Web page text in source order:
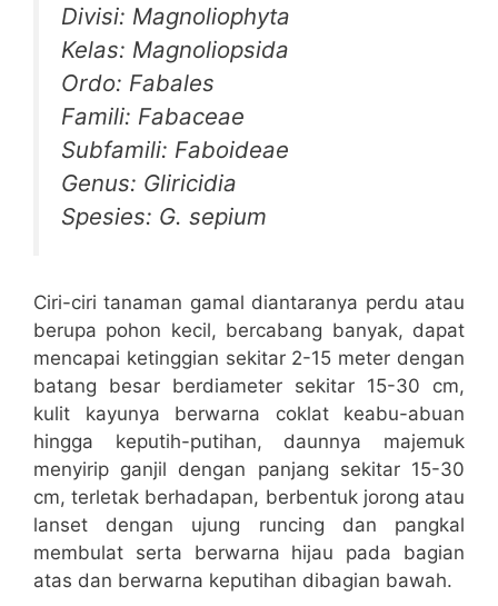
Divisi: Magnoliophyta
Kelas: Magnoliopsida
Ordo: Fabales
Famili: Fabaceae
Subfamili: Faboideae
Genus: Gliricidia
Spesies: G. sepium
Ciri-ciri tanaman gamal diantaranya perdu atau
berupa pohon kecil, bercabang banyak, dapat
mencapai ketinggian sekitar 2-15 meter dengan
batang besar berdiameter sekitar 15-30 cm,
kulit kayunya berwarna coklat keabu-abuan
hingga keputih-putihan, daunnya majemuk
menyirip ganjil dengan panjang sekitar 15-30
cm, terletak berhadapan, berbentuk jorong atau
lanset dengan ujung runcing dan pangkal
membulat serta berwarna hijau pada bagian
atas dan berwarna keputihan dibagian bawah.